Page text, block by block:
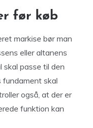
før køb
markise bør man
eller altanens
passe til den
skal
også, at der er
funktion kan